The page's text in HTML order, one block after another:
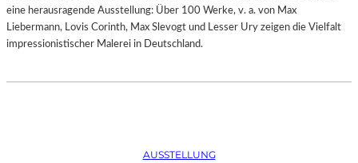
eine herausragende Ausstellung: Über 100 Werke, v. a. von Max
Liebermann, Lovis Corinth, Max Slevogt und Lesser Ury zeigen die Vielfalt
impressionistischer Malerei in Deutschland.
AUSSTELLUNG